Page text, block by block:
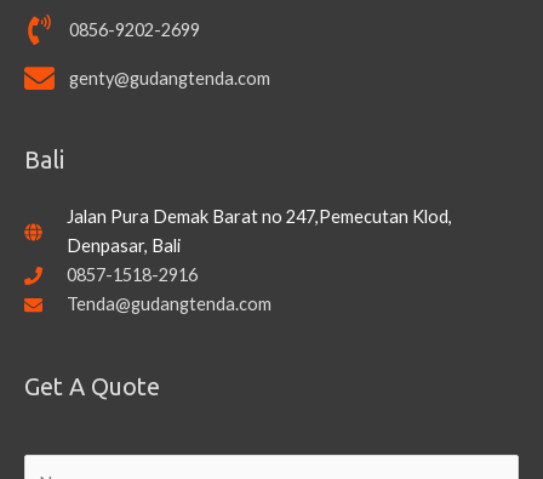
0856-9202-2699
genty@gudangtenda.com
Bali
Jalan Pura Demak Barat no 247,Pemecutan Klod,
Denpasar, Bali
0857-1518-2916
Tenda@gudangtenda.com
Get A Quote